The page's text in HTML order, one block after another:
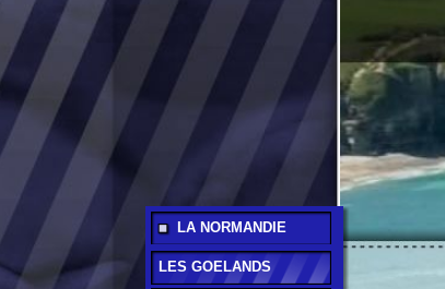
LES GOELANDS
CHAMBRES
D'HOTES